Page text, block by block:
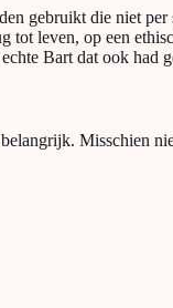
gebruikt die niet
leven, op een
Bart dat ook had
Misschien